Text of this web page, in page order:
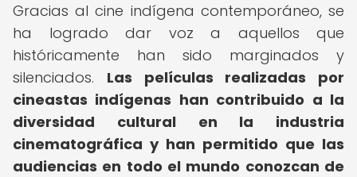
Gracias al cine indígena contemporáneo, se
ha logrado dar voz a aquellos que
históricamente han sido marginados y
silenciados. Las películas realizadas por
cineastas indígenas han contribuido a la
diversidad cultural en la industria
cinematográfica y han permitido que las
audiencias en todo el mundo conozcan de